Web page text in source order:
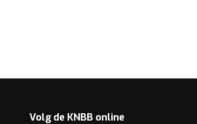
Volg de KNBB online